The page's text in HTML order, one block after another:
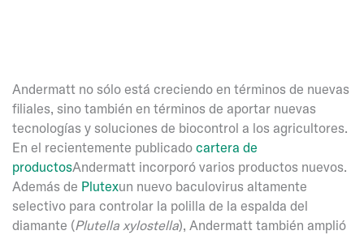
Andermatt no sólo está creciendo en términos de nuevas
filiales, sino también en términos de aportar nuevas
tecnologías y soluciones de biocontrol a los agricultores.
En el recientemente publicado cartera de
productosAndermatt incorporó varios productos nuevos.
Además de Plutexun nuevo baculovirus altamente
selectivo para controlar la polilla de la espalda del
diamante (Plutella xylostella), Andermatt también amplió